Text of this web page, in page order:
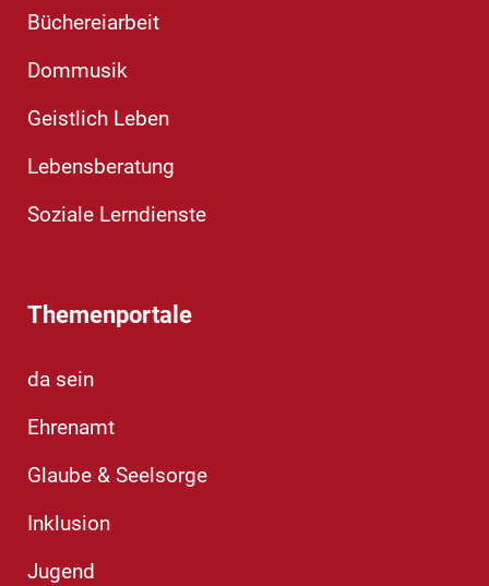
Büchereiarbeit
Dommusik
Geistlich Leben
Lebensberatung
Soziale Lerndienste
Themenportale
da sein
Ehrenamt
Glaube & Seelsorge
Inklusion
Jugend